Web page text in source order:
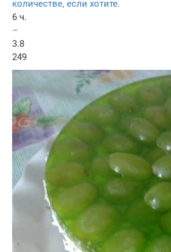
количестве, если хотите.
6 ч.
–
3.8
249